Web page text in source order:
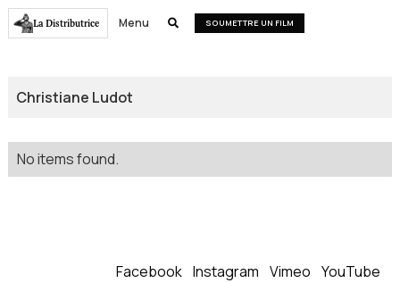
La Distributrice Menu  SOUMETTRE UN FILM
Christiane Ludot
No items found.
Facebook Instagram Vimeo YouTube